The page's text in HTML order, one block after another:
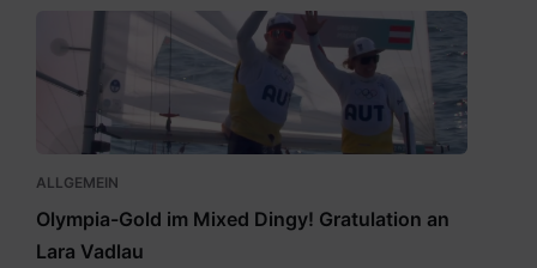
Siegerpose.png
ALLGEMEIN
Olympia-Gold im Mixed Dingy! Gratulation an
Lara Vadlau